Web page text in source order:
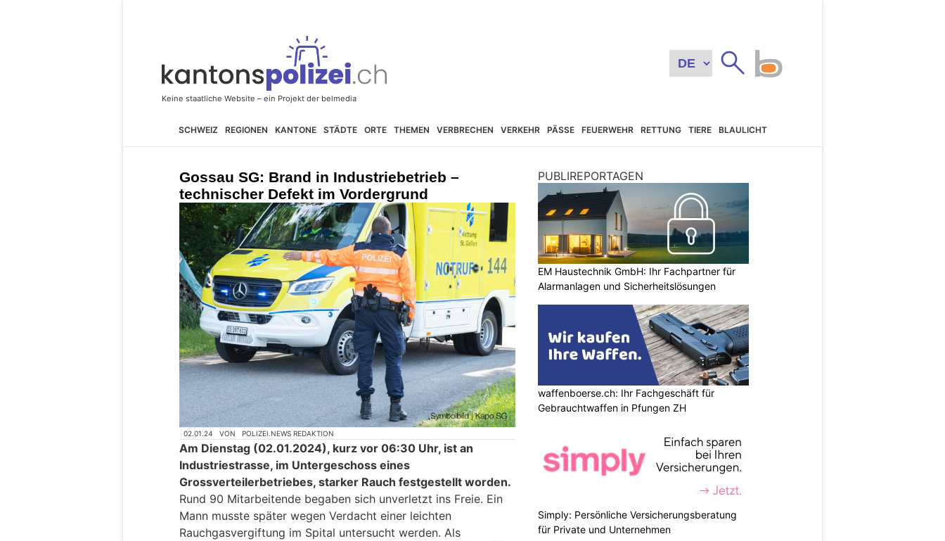
SCHWEIZ REGIONEN KANTONE STÄDTE ORTE THEMEN VERBRECHEN VERKEHR PÄSSE FEUERWEHR RETTUNG TIERE BLAULICHT
Gossau SG: Brand in Industriebetrieb –
technischer Defekt im Vordergrund
02.01.24 VON POLIZEI.NEWS REDAKTION
Am Dienstag (02.01.2024), kurz vor 06:30 Uhr, ist an
Industriestrasse, im Untergeschoss eines
Grossverteilerbetriebes, starker Rauch festgestellt worden.
Rund 90 Mitarbeitende begaben sich unverletzt ins Freie. Ein
Mann musste später wegen Verdacht einer leichten
Rauchgasvergiftung im Spital untersucht werden. Als
PUBLIREPORTAGEN
EM Haustechnik GmbH: Ihr Fachpartner für
Alarmanlagen und Sicherheitslösungen
waffenboerse.ch: Ihr Fachgeschäft für
Gebrauchtwaffen in Pfungen ZH
Simply: Persönliche Versicherungsberatung
für Private und Unternehmen